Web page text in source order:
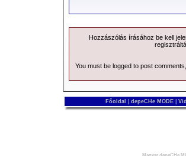
Hozzászólás írásához be kell
You must be logged to post
Főoldal depeCHe MODE